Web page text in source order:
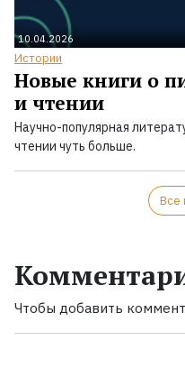
10.04.2026
Истории
Новые книги о
и чтении
Научно-популярная
чтении чуть больше.
Все
Чтобы добавить